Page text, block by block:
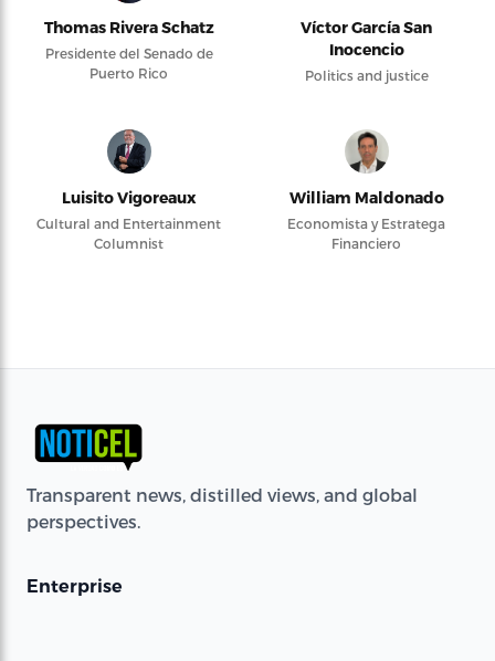
Thomas Rivera Schatz
Presidente del Senado de
Puerto Rico
Víctor García San
Inocencio
Politics and justice
Luisito Vigoreaux
Cultural and Entertainment
Columnist
William Maldonado
Economista y Estratega
Financiero
Transparent news, distilled views, and global
perspectives.
Enterprise